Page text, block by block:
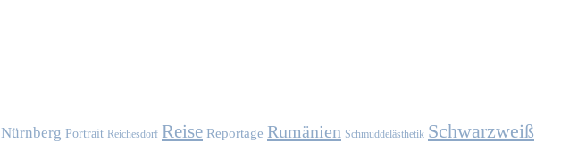
Nürnberg Portrait Reichesdorf Reise Reportage Rumänien Schmuddelästhetik Schwarzweiß